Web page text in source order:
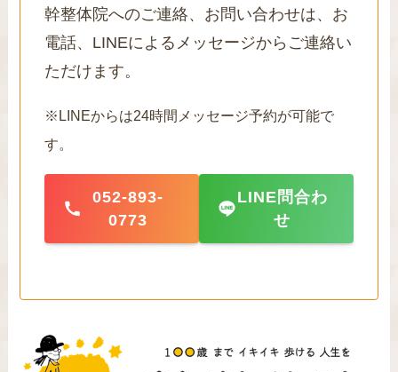
幹整体院へのご連絡、お問い合わせは、お
電話、LINEによるメッセージからご連絡い
ただけます。
※LINEからは24時間メッセージ予約が可能で
す。
052-893-
0773
LINE問合わ
せ